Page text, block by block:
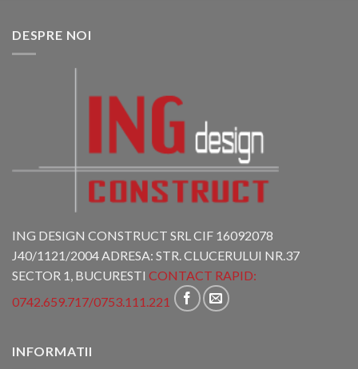
DESPRE NOI
ING DESIGN CONSTRUCT SRL CIF 16092078
J40/1121/2004 ADRESA: STR. CLUCERULUI NR.37
SECTOR 1, BUCURESTI CONTACT RAPID:
0742.659.717/0753.111.221
INFORMATII